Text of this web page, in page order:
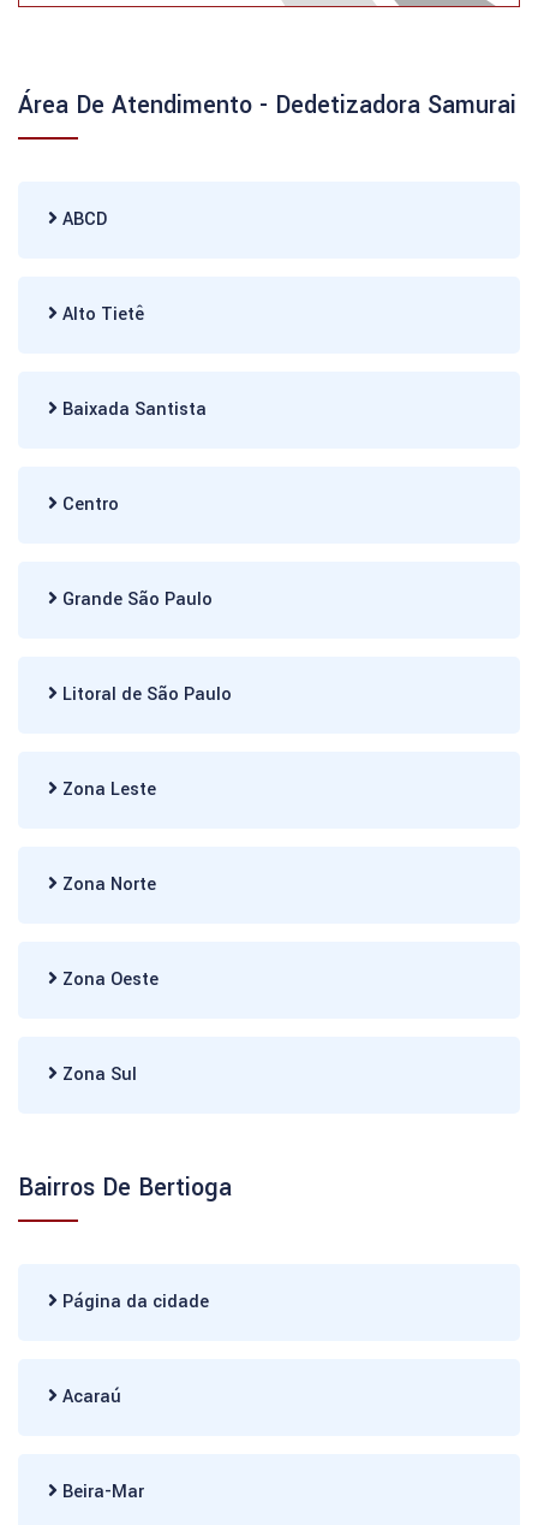
Área De Atendimento - Dedetizadora Samurai
ABCD
Alto Tietê
Baixada Santista
Centro
Grande São Paulo
Litoral de São Paulo
Zona Leste
Zona Norte
Zona Oeste
Zona Sul
Bairros De Bertioga
Página da cidade
Acaraú
Beira-Mar